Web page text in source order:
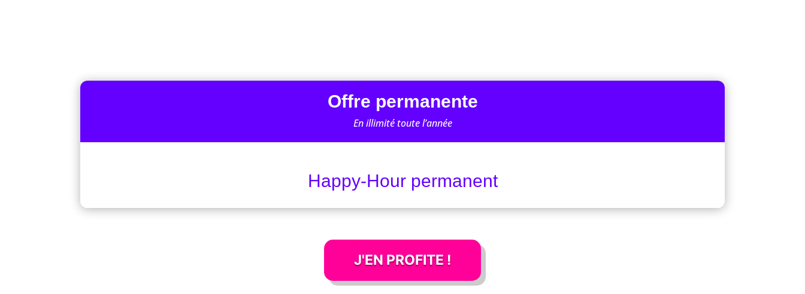
Offre permanente
En illimité toute l’année
Happy-Hour permanent
J'EN PROFITE !